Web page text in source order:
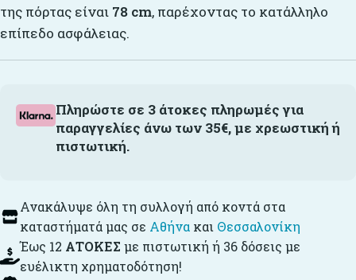
της πόρτας είναι 78 cm, παρέχοντας το κατάλληλο
επίπεδο ασφάλειας.
Πληρώστε σε 3 άτοκες πληρωμές για
παραγγελίες άνω των 35€, με χρεωστική ή
πιστωτική.
Ανακάλυψε όλη τη συλλογή από κοντά στα
καταστήματά μας σε Αθήνα και Θεσσαλονίκη
Έως 12 ΑΤΟΚΕΣ με πιστωτική ή 36 δόσεις με
ευέλικτη χρηματοδότηση!